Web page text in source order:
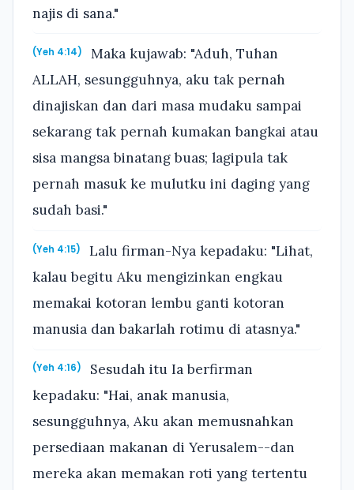
najis di sana."
(Yeh 4:14)
Maka kujawab: "Aduh, Tuhan
ALLAH, sesungguhnya, aku tak pernah
dinajiskan dan dari masa mudaku sampai
sekarang tak pernah kumakan bangkai atau
sisa mangsa binatang buas; lagipula tak
pernah masuk ke mulutku ini daging yang
sudah basi."
(Yeh 4:15)
Lalu firman-Nya kepadaku: "Lihat,
kalau begitu Aku mengizinkan engkau
memakai kotoran lembu ganti kotoran
manusia dan bakarlah rotimu di atasnya."
(Yeh 4:16)
Sesudah itu Ia berfirman
kepadaku: "Hai, anak manusia,
sesungguhnya, Aku akan memusnahkan
persediaan makanan di Yerusalem--dan
mereka akan memakan roti yang tertentu